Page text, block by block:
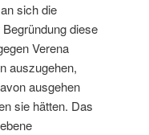
sich die
diese
Verena
auszugehen,
ausgehen
sie hätten. Das